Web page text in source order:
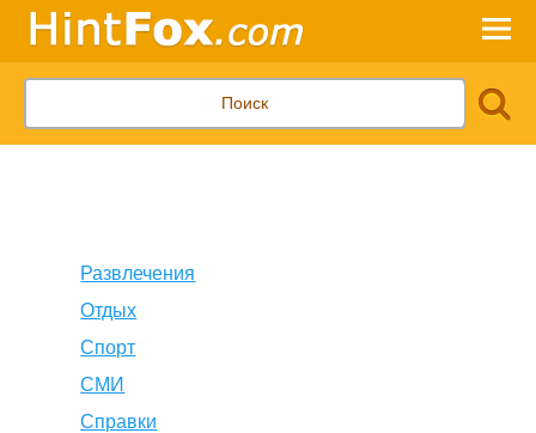
Развлечения
Отдых
Спорт
СМИ
Справки